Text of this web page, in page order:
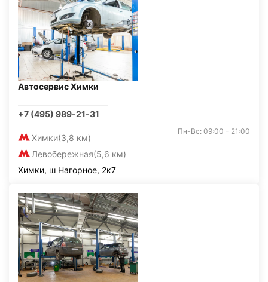
Автосервис Химки
+7 (495) 989-21-31
Химки(3,8 км)
Левобережная(5,6 км)
Пн-Вс: 09:00 - 21:00
Химки, ш Нагорное, 2к7